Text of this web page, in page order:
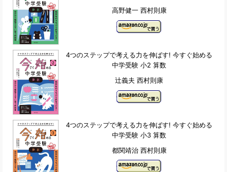
高野健一 西村則康
4つのステップで考える力を伸ばす! 今すぐ始める
中学受験 小2 算数
辻義夫 西村則康
4つのステップで考える力を伸ばす! 今すぐ始める
中学受験 小3 算数
都関靖治 西村則康